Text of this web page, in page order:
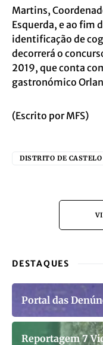
Martins,
Esquerda, e ao fim
identificação de
decorrerá o
2019, que conta
gastronómico
(Escrito por MFS)
DISTRITO DE
DESTAQUES
Portal das
Reportagem 7